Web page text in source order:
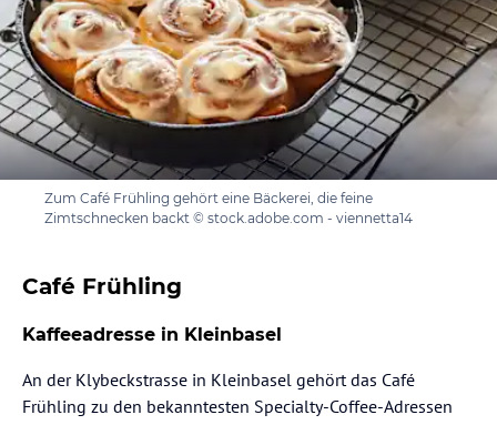
Zum Café Frühling gehört eine Bäckerei, die feine
Zimtschnecken backt © stock.adobe.com - viennetta14
Café Frühling
Kaffeeadresse in Kleinbasel
An der Klybeckstrasse in Kleinbasel gehört das Café
Frühling zu den bekanntesten Specialty-Coffee-Adressen